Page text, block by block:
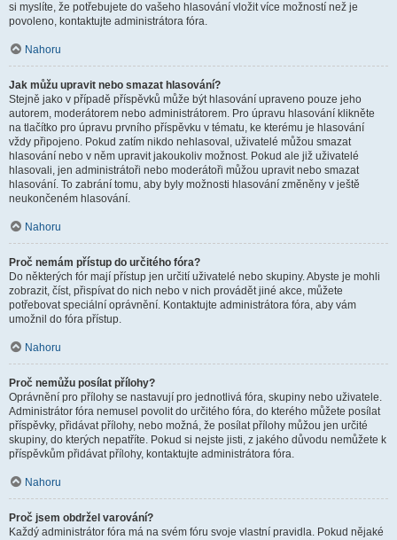
si myslíte, že potřebujete do vašeho hlasování vložit více možností než je
povoleno, kontaktujte administrátora fóra.
Nahoru
Jak můžu upravit nebo smazat hlasování?
Stejně jako v případě příspěvků může být hlasování upraveno pouze jeho
autorem, moderátorem nebo administrátorem. Pro úpravu hlasování klikněte
na tlačítko pro úpravu prvního příspěvku v tématu, ke kterému je hlasování
vždy připojeno. Pokud zatím nikdo nehlasoval, uživatelé můžou smazat
hlasování nebo v něm upravit jakoukoliv možnost. Pokud ale již uživatelé
hlasovali, jen administrátoři nebo moderátoři můžou upravit nebo smazat
hlasování. To zabrání tomu, aby byly možnosti hlasování změněny v ještě
neukončeném hlasování.
Nahoru
Proč nemám přístup do určitého fóra?
Do některých fór mají přístup jen určití uživatelé nebo skupiny. Abyste je mohli
zobrazit, číst, přispívat do nich nebo v nich provádět jiné akce, můžete
potřebovat speciální oprávnění. Kontaktujte administrátora fóra, aby vám
umožnil do fóra přístup.
Nahoru
Proč nemůžu posílat přílohy?
Oprávnění pro přílohy se nastavují pro jednotlivá fóra, skupiny nebo uživatele.
Administrátor fóra nemusel povolit do určitého fóra, do kterého můžete posílat
příspěvky, přidávat přílohy, nebo možná, že posílat přílohy můžou jen určité
skupiny, do kterých nepatříte. Pokud si nejste jisti, z jakého důvodu nemůžete k
příspěvkům přidávat přílohy, kontaktujte administrátora fóra.
Nahoru
Proč jsem obdržel varování?
Každý administrátor fóra má na svém fóru svoje vlastní pravidla. Pokud nějaké